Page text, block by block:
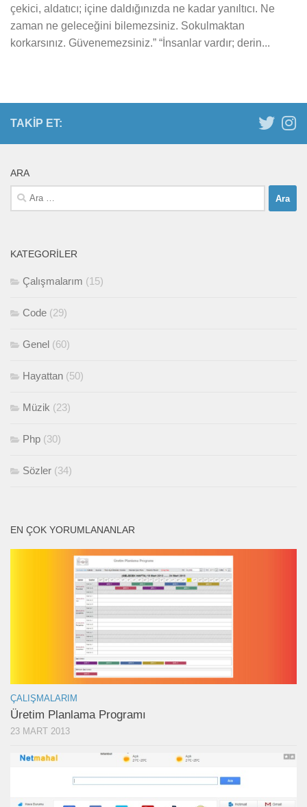
çekici, aldatıcı; içine daldığınızda ne kadar yanıltıcı. Ne
zaman ne geleceğini bilemezsiniz. Sokulmaktan
korkarsınız. Güvenemezsiniz.” “İnsanlar vardır; derin...
TAKIP ET:
ARA
Arama:
KATEGORILER
Çalışmalarım (15)
Code (29)
Genel (60)
Hayattan (50)
Müzik (23)
Php (30)
Sözler (34)
EN ÇOK YORUMLANANLAR
ÇALIŞMALARIM
Üretim Planlama Programı
23 MART 2013